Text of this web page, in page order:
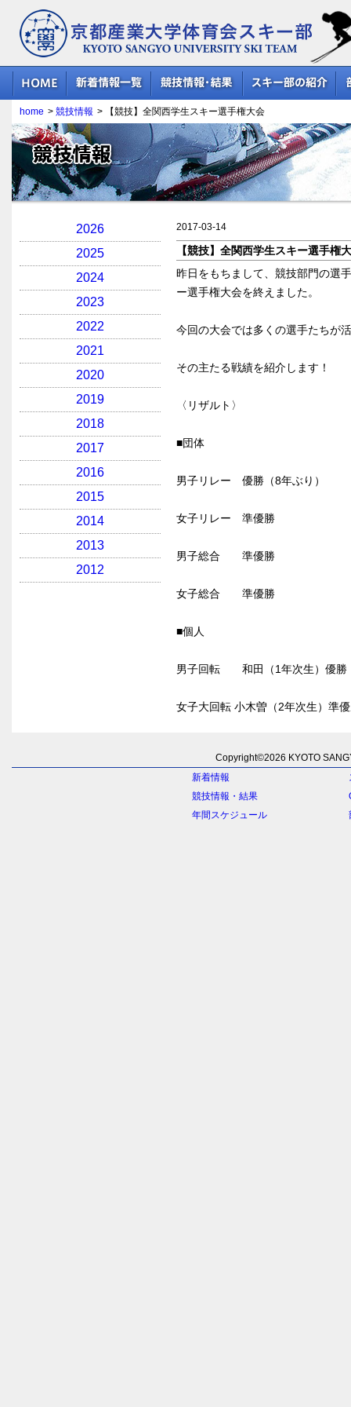
京都産業大学体育会スキー部
home > 競技情報 > 【競技】全関西学生スキー選手権大会
競技情報
2026
2025
2024
2023
2022
2021
2020
2019
2018
2017
2016
2015
2014
2013
2012
2017-03-14
【競技】全関西学生スキー選手権
昨日をもちまして、競技部門の選
ー選手権大会を終えました。
今回の大会では多くの選手たちが
その主たる戦績を紹介します！
〈リザルト〉
■団体
男子リレー 優勝（8年ぶり）
女子リレー 準優勝
男子総合 準優勝
女子総合 準優勝
■個人
男子回転 和田（1年次生）優勝
女子大回転 小木曽（2年次生）準
Copyright©2026 KYOTO
新着情報
競技情報・結果
年間スケジュール